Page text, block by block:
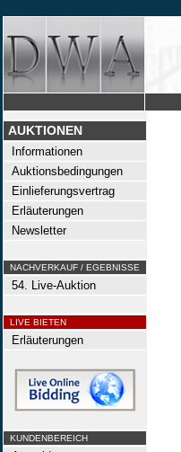
AUKTIONEN
Informationen
Auktionsbedingungen
Einlieferungsvertrag
Erläuterungen
Newsletter
NACHVERKAUF / EGEBNISSE
54. Live-Auktion
LIVE BIETEN
Erläuterungen
KUNDENBEREICH